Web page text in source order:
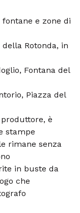
e zone di
Rotonda, in
Fontana del
Piazza del
è
stampe
rimane senza
in buste da
che